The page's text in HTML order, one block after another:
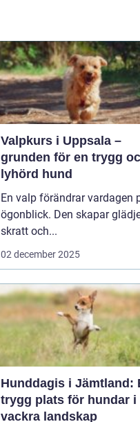
Valpkurs i Uppsala –
grunden för en trygg
lyhörd hund
En valp förändrar vardagen
ögonblick. Den skapar
skratt och...
02 december 2025
Hunddagis i Jämtland:
trygg plats för hundar i
vackra landskap